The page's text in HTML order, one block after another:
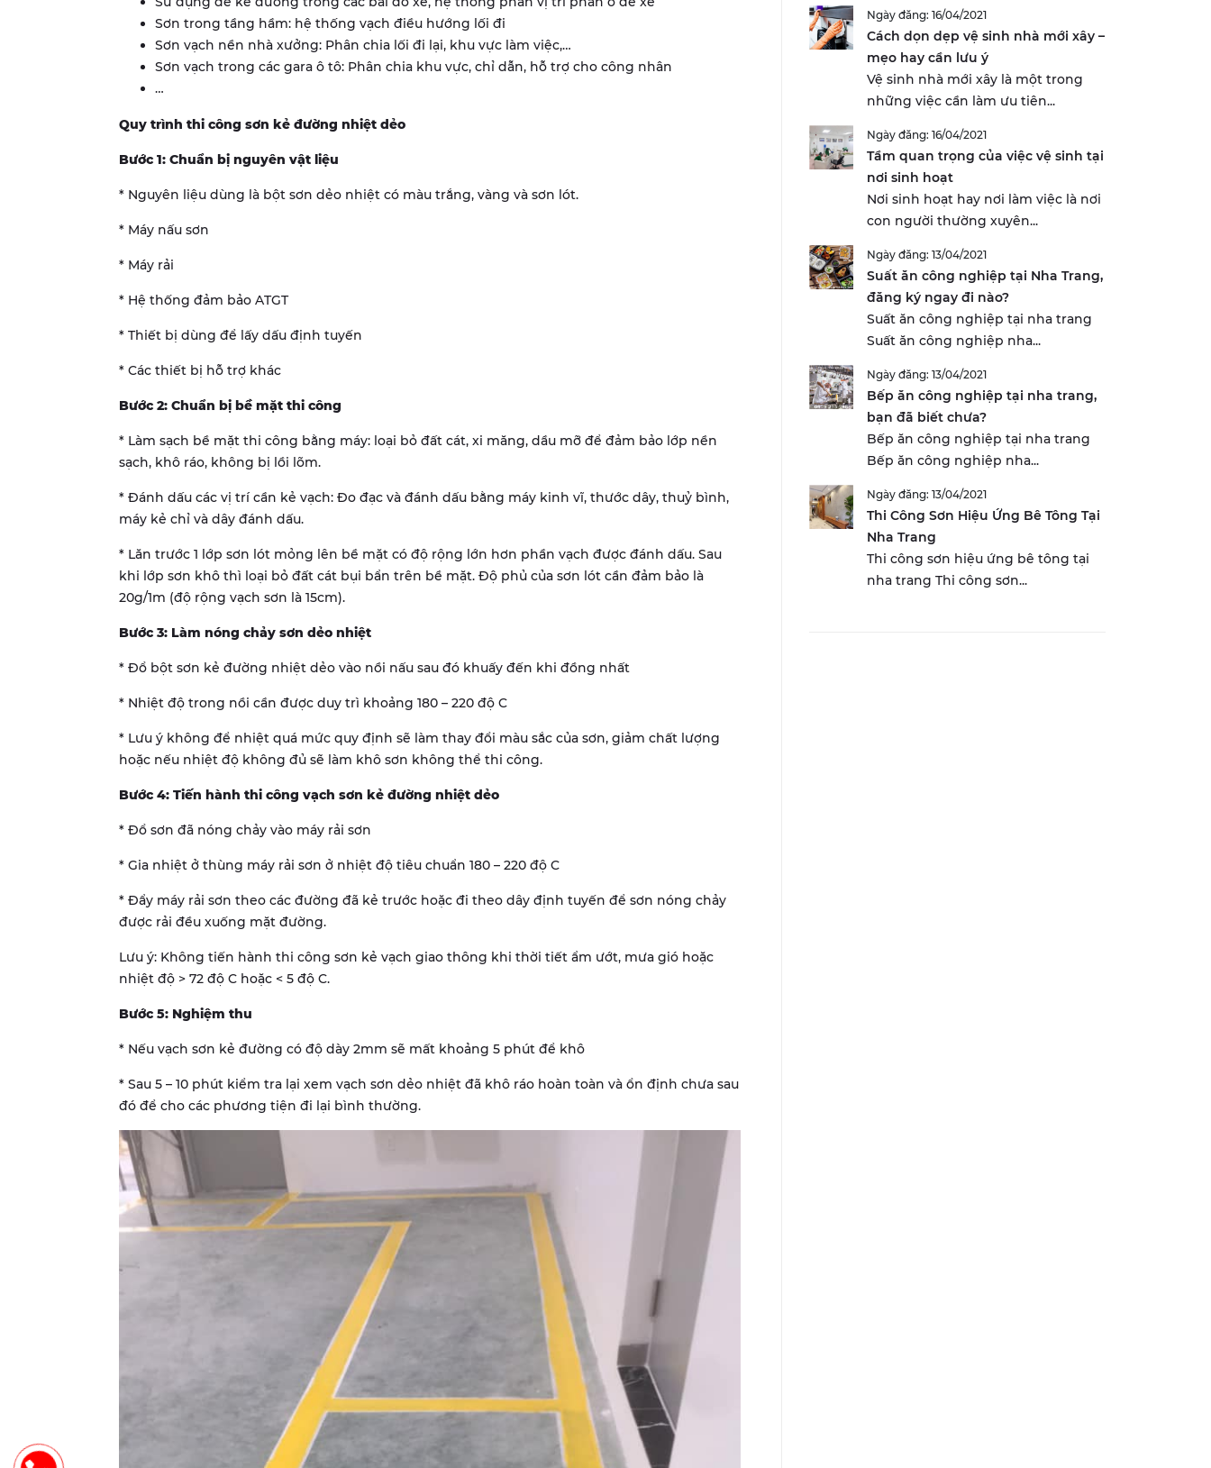
Sơn trong tầng hầm: hệ thống vạch điều hướng lối đi
Sơn vạch nền nhà xưởng: Phân chia lối đi lại, khu vực làm việc,…
Sơn vạch trong các gara ô tô: Phân chia khu vực, chỉ dẫn, hỗ trợ cho công nhân
…
Quy trình thi công sơn kẻ đường nhiệt dẻo
Bước 1: Chuẩn bị nguyên vật liệu
* Nguyên liệu dùng là bột sơn dẻo nhiệt có màu trắng, vàng và sơn lót.
* Máy nấu sơn
* Máy rải
* Hệ thống đảm bảo ATGT
* Thiết bị dùng để lấy dấu định tuyến
* Các thiết bị hỗ trợ khác
Bước 2: Chuẩn bị bề mặt thi công
* Làm sạch bề mặt thi công bằng máy: loại bỏ đất cát, xi măng, dầu mỡ để đảm bảo lớp nền
sạch, khô ráo, không bị lồi lõm.
* Đánh dấu các vị trí cần kẻ vạch: Đo đạc và đánh dấu bằng máy kinh vĩ, thước dây, thuỷ bình,
máy kẻ chỉ và dây đánh dấu.
* Lăn trước 1 lớp sơn lót mỏng lên bề mặt có độ rộng lớn hơn phần vạch được đánh dấu. Sau
khi lớp sơn khô thì loại bỏ đất cát bụi bẩn trên bề mặt. Độ phủ của sơn lót cần đảm bảo là
20g/1m (độ rộng vạch sơn là 15cm).
Bước 3: Làm nóng chảy sơn dẻo nhiệt
* Đổ bột sơn kẻ đường nhiệt dẻo vào nồi nấu sau đó khuấy đến khi đồng nhất
* Nhiệt độ trong nồi cần được duy trì khoảng 180 – 220 độ C
* Lưu ý không để nhiệt quá mức quy định sẽ làm thay đổi màu sắc của sơn, giảm chất lượng
hoặc nếu nhiệt độ không đủ sẽ làm khô sơn không thể thi công.
Bước 4: Tiến hành thi công vạch sơn kẻ đường nhiệt dẻo
* Đổ sơn đã nóng chảy vào máy rải sơn
* Gia nhiệt ở thùng máy rải sơn ở nhiệt độ tiêu chuẩn 180 – 220 độ C
* Đẩy máy rải sơn theo các đường đã kẻ trước hoặc đi theo dây định tuyến để sơn nóng chảy
được rải đều xuống mặt đường.
Lưu ý: Không tiến hành thi công sơn kẻ vạch giao thông khi thời tiết ẩm ướt, mưa gió hoặc
nhiệt độ > 72 độ C hoặc < 5 độ C.
Bước 5: Nghiệm thu
* Nếu vạch sơn kẻ đường có độ dày 2mm sẽ mất khoảng 5 phút để khô
* Sau 5 – 10 phút kiểm tra lại xem vạch sơn dẻo nhiệt đã khô ráo hoàn toàn và ổn định chưa sau
đó để cho các phương tiện đi lại bình thường.
Ngày đăng: 16/04/2021
Cách dọn dẹp vệ sinh nhà mới xây –
mẹo hay cần lưu ý
Vệ sinh nhà mới xây là một trong
những việc cần làm ưu tiên...
Ngày đăng: 16/04/2021
Tầm quan trọng của việc vệ sinh tại
nơi sinh hoạt
Nơi sinh hoạt hay nơi làm việc là nơi
con người thường xuyên...
Ngày đăng: 13/04/2021
Suất ăn công nghiệp tại Nha Trang,
đăng ký ngay đi nào?
Suất ăn công nghiệp tại nha trang
Suất ăn công nghiệp nha...
Ngày đăng: 13/04/2021
Bếp ăn công nghiệp tại nha trang,
bạn đã biết chưa?
Bếp ăn công nghiệp tại nha trang
Bếp ăn công nghiệp nha...
Ngày đăng: 13/04/2021
Thi Công Sơn Hiệu Ứng Bê Tông Tại
Nha Trang
Thi công sơn hiệu ứng bê tông tại
nha trang Thi công sơn...